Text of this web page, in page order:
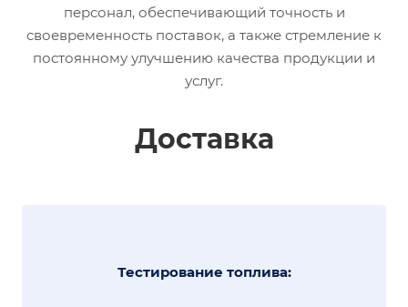
персонал, обеспечивающий точность и
своевременность поставок, а также стремление к
постоянному улучшению качества продукции и
услуг.
Доставка
Тестирование топлива: